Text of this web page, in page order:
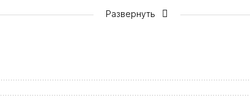
оплату за товар на равные части. Первая
Развернуть